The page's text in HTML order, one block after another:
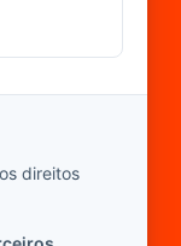
direitos